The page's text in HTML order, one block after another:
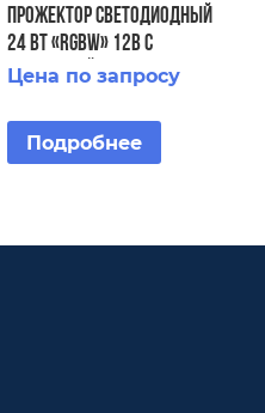
Прожектор светодиодный
24 Вт «RGBW» 12В с
закладной (бетон) AISI
Цена по запросу
Подробнее